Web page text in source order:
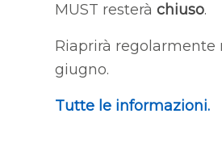
MUST resterà chiuso.
Riaprirà regolarmente
giugno.
Tutte le informazioni.